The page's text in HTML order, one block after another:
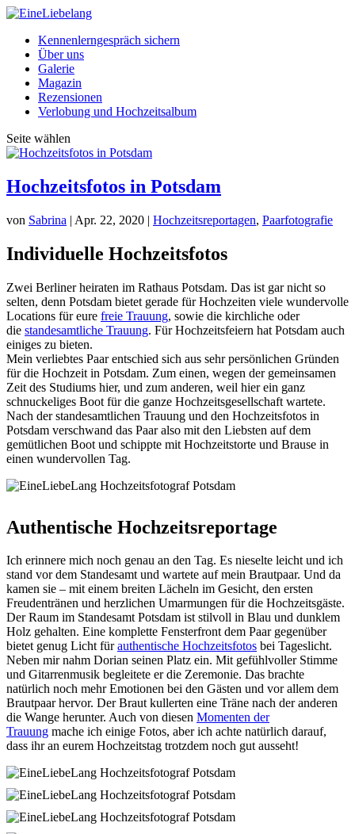
Kennenlerngespräch sichern
Über uns
Galerie
Magazin
Rezensionen
Verlobung und Hochzeitsalbum
Seite wählen
Hochzeitsfotos in Potsdam
von Sabrina | Apr. 22, 2020 | Hochzeitsreportagen, Paarfotografie
Individuelle Hochzeitsfotos
Zwei Berliner heiraten im Rathaus Potsdam. Das ist gar nicht so
selten, denn Potsdam bietet gerade für Hochzeiten viele wundervolle
Locations für eure freie Trauung, sowie die kirchliche oder
die standesamtliche Trauung. Für Hochzeitsfeiern hat Potsdam auch
einiges zu bieten.
Mein verliebtes Paar entschied sich aus sehr persönlichen Gründen
für die Hochzeit in Potsdam. Zum einen, wegen der gemeinsamen
Zeit des Studiums hier, und zum anderen, weil hier ein ganz
schnuckeliges Boot für die ganze Hochzeitsgesellschaft wartete.
Nach der standesamtlichen Trauung und den Hochzeitsfotos in
Potsdam verschwand das Paar also mit den Liebsten auf dem
gemütlichen Boot und schippte mit Hochzeitstorte und Brause in
einen wundervollen Tag.
Authentische Hochzeitsreportage
Ich erinnere mich noch genau an den Tag. Es nieselte leicht und ich
stand vor dem Standesamt und wartete auf mein Brautpaar. Und da
kamen sie – mit einem breiten Lächeln im Gesicht, den ersten
Freudentränen und herzlichen Umarmungen für die Hochzeitsgäste.
Der Raum im Standesamt Potsdam ist stilvoll in Blau und dunklem
Holz gehalten. Eine komplette Fensterfront dem Paar gegenüber
bietet genug Licht fürauthentische Hochzeitsfotos bei Tageslicht.
Neben mir nahm Dorian seinen Platz ein. Mit gefühlvoller Stimme
und Gitarrenmusik begleitete er die Zeremonie. Das brachte
natürlich noch mehr Emotionen bei den Gästen und vor allem dem
Brautpaar hervor. Der Braut kullerten eine Träne nach der anderen
die Wange herunter. Auch von diesen Momenten der
Trauung mache ich einige Fotos, aber ich achte natürlich darauf,
dass ihr an eurem Hochzeitstag trotzdem noch gut ausseht!